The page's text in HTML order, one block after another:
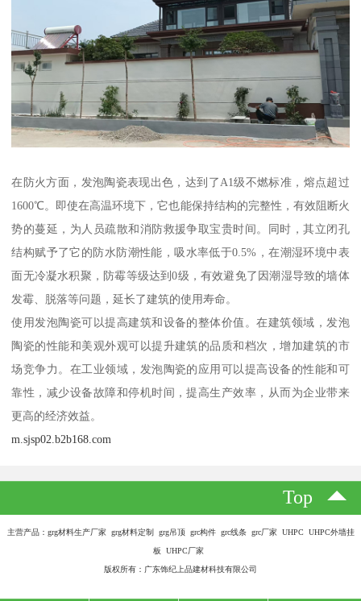
在防火方面，发泡陶瓷表现出色，达到了A1级不燃标准，熔点超过
1600℃。即使在高温环境下，它也能保持结构的完整性，有效阻断火
势的蔓延，为人员疏散和消防救援争取宝贵时间。同时，其立闭孔
结构赋予了它的防水防潮性能，吸水率低于0.5%，在潮湿环境中表
面无冷凝水积聚，防霉等级达到0级，有效避免了因潮湿导致的墙体
发霉、脱落等问题，延长了建筑的使用寿命。
使用发泡陶瓷可以提高建筑和设备的整体价值。在建筑领域，发泡
陶瓷的性能和美观外观可以提升建筑的品质和档次，增加建筑的市
场竞争力。在工业领域，发泡陶瓷的应用可以提高设备的性能和可
靠性，减少设备故障和停机时间，提高生产效率，从而为企业带来
更高的经济效益。
m.sjsp02.b2b168.com
Top
主营产品：grg材料生产厂家 grg材料定制 grg吊顶 grc构件 grc线条 grc厂家 UHPC UHPC外墙挂
板 UHPC厂家
版权所有：广东饰纪上品建材科技有限公司